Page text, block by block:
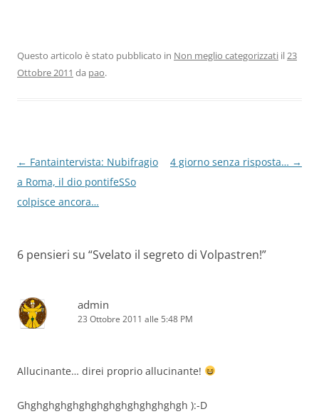
Questo articolo è stato pubblicato in Non meglio categorizzati il23
Ottobre 2011 da pao.
Navigazione
articolo
← Fantaintervista: Nubifragio
a Roma, il dio pontifeSSo
colpisce ancora…
4 giorno senza risposta… →
6 pensieri su “Svelato il segreto di Volpastren!”
admin
23 Ottobre 2011 alle 5:48 PM
Allucinante… direi proprio allucinante!
Ghghghghghghghghghghghghghgh ):-D